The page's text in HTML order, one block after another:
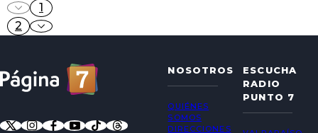
1
2
NOSOTROS
QUIÉNES
SOMOS
DIRECCIONES
ESCUCHA
RADIO
PUNTO 7